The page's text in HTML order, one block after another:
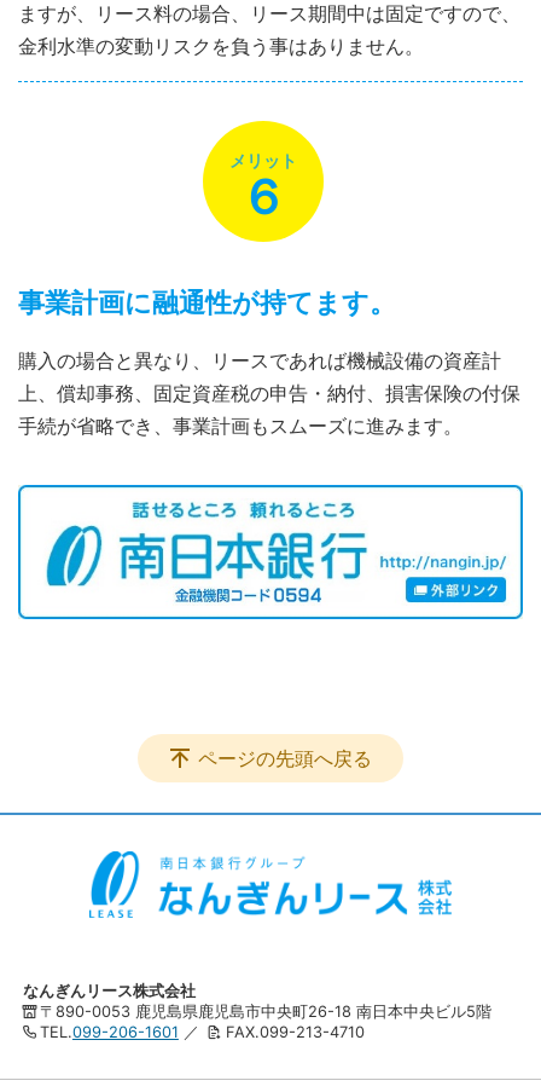
ますが、リース料の場合、リース期間中は固定ですので、
金利水準の変動リスクを負う事はありません。
メリット
６
事業計画に融通性が持てます。
購入の場合と異なり、リースであれば機械設備の資産計
上、償却事務、固定資産税の申告・納付、損害保険の付保
手続が省略でき、事業計画もスムーズに進みます。
ページの先頭へ戻る
なんぎんリース株式会社
〒890-0053 鹿児島県鹿児島市中央町26-18 南日本中央ビル5階
TEL.099-206-1601 ／ FAX.099-213-4710